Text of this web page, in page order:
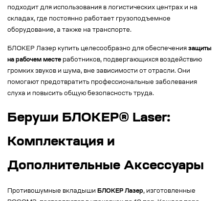
подходит для использования в логистических центрах и на
складах, где постоянно работает грузоподъемное
оборудование, а также на транспорте.
БЛОКЕР Лазер купить целесообразно для обеспечения защиты
на рабочем месте работников, подвергающихся воздействию
громких звуков и шума, вне зависимости от отрасли. Они
помогают предотвратить профессиональные заболевания
слуха и повысить общую безопасность труда.
Беруши БЛОКЕР® Laser:
Комплектация и
Дополнительные Аксессуары
Противошумные вкладыши БЛОКЕР Лазер, изготовленные